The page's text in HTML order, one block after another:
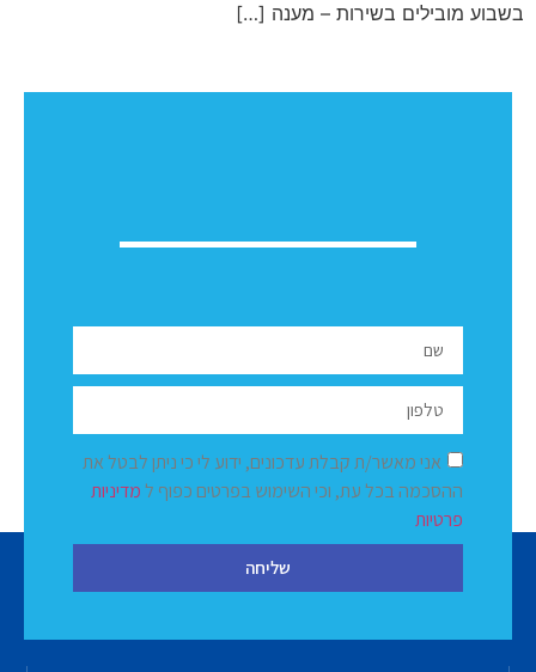
בשבוע מובילים בשירות – מענה […]
אני מאשר/ת קבלת עדכונים, ידוע לי כי ניתן לבטל את
ההסכמה בכל עת, וכי השימוש בפרטים כפוף למדיניות
פרטיות
שליחה